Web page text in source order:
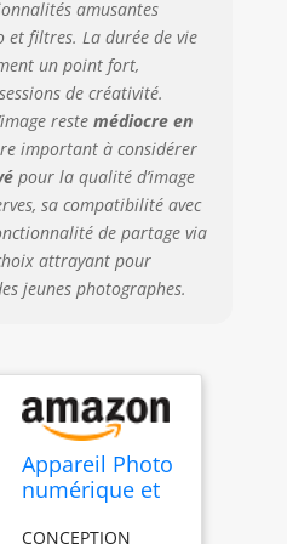
BPA. MODES ET
FONCTIONNALITÉS
INTELLIGENTS : Cet
appareil photo
numérique jouet
offre des
fonctionnalités
appréciées des
enfants, comme
des filtres et des
cadres, un
retardateur pour
continue, leur
offrant de
nombreuses
façons amusantes
d'explorer leur
créativité et de
développer leurs
amusantes
et filtres. La durée de vie
un point fort,
de créativité.
reste médiocre en
important à considérer
pour la qualité d’image
sa compatibilité avec
de partage via
attrayant pour
jeunes photographes.
Appareil Photo
numérique et
CONCEPTION